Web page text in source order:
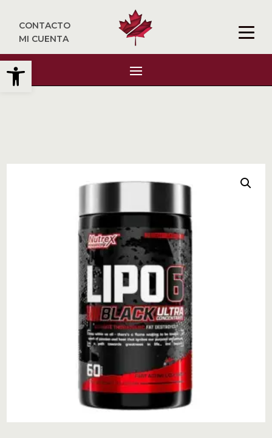
Abrir barra de herramientas
CONTACTO
MI CUENTA